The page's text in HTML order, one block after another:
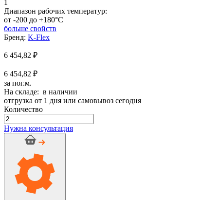
1
Диапазон рабочих температур:
от -200 до +180°C
больше свойств
Бренд: K-Flex
6 454,82 ₽
6 454,82 ₽
за пог.м.
На складе: в наличии
отгрузка от 1 дня или самовывоз сегодня
Количество
Количество
товара
Трубка
CLAD
25/133
Нужна консультация